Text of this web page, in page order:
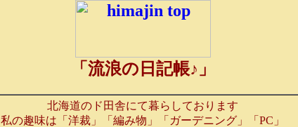
「流浪の日記帳♪」
北海道のド田舎にて暮らしております
私の趣味は「洋裁」「編み物」「ガーデニング」「PC」